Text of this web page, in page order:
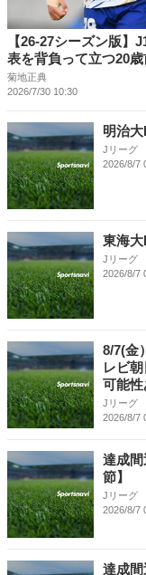
【26-27シーズン版
表を背負って立つ20
菊地正典
2026/7/30 10:30
明治大
Jリーグ
2026/8/7
東海大
Jリーグ
2026/8/7
8/7(金
レビ
可能性
Jリーグ
2026/8/7
達成
節】
Jリーグ
2026/8/7
達成